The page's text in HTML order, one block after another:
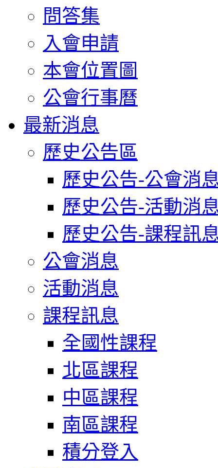
問答集
入會申請
本會位置圖
公會行事曆
最新消息
歷史公告區
歷史公告-公會消
歷史公告-活動消
歷史公告-課程訊
公會消息
活動消息
課程訊息
全國性課程
北區課程
中區課程
南區課程
積分登入